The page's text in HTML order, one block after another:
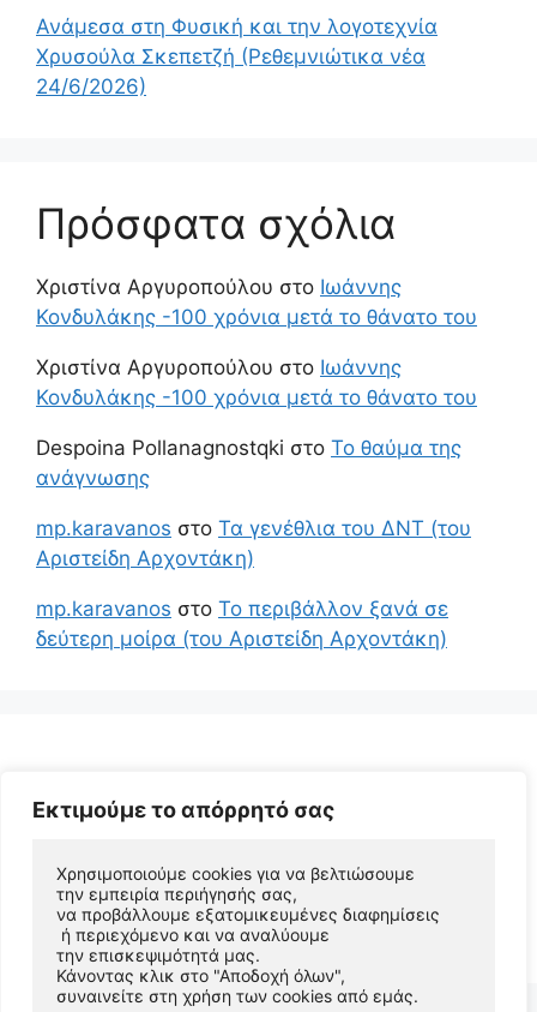
Εκτιμούμε το απόρρητό σας
Χρησιμοποιούμε cookies για να βελτιώσουμε
την εμπειρία περιήγησής σας,
να προβάλλουμε εξατομικευμένες διαφημίσεις
ή περιεχόμενο και να αναλύουμε
την επισκεψιμότητά μας.
Κάνοντας κλικ στο "Αποδοχή όλων",
συναινείτε στη χρήση των cookies από εμάς.
Ανάμεσα στη Φυσική και την λογοτεχνία
Χρυσούλα Σκεπετζή (Ρεθεμνιώτικα νέα
24/6/2026)
Πρόσφατα σχόλια
Χριστίνα Αργυροπούλου στο Ιωάννης
Κονδυλάκης -100 χρόνια μετά το θάνατο του
Χριστίνα Αργυροπούλου στο Ιωάννης
Κονδυλάκης -100 χρόνια μετά το θάνατο του
Despoina Pollanagnostqki στο Το θαύμα της
ανάγνωσης
mp.karavanos στο Τα γενέθλια του ΔΝΤ (του
Αριστείδη Αρχοντάκη)
mp.karavanos στο Το περιβάλλον ξανά σε
δεύτερη μοίρα (του Αριστείδη Αρχοντάκη)
© 2026 Αριστείδης Αρχοντάκης Φυσικός Συγγραφέας
• Φτιαγμένο μεGeneratePress